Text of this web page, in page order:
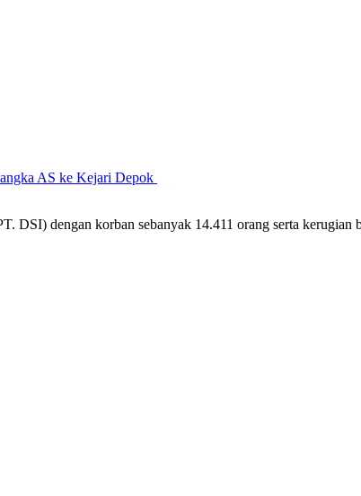
AS ke Kejari Depok
DSI) dengan korban sebanyak 14.411 orang serta